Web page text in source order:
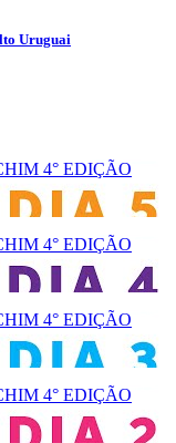
Uruguai
4° EDIÇÃO
4° EDIÇÃO
4° EDIÇÃO
4° EDIÇÃO